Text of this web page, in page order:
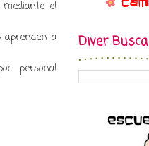
mediante el
aprenden a
personal
Diver Busca